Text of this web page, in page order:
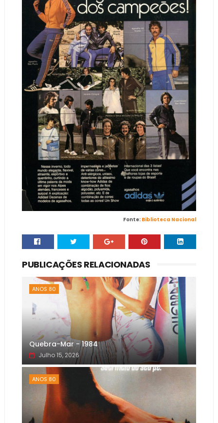
Fonte: Biblioteca Nacional
PUBLICAÇÕES RELACIONADAS
ANOS 80
Quebra-Mar - 1984
Julho 15, 2026
ANOS 80